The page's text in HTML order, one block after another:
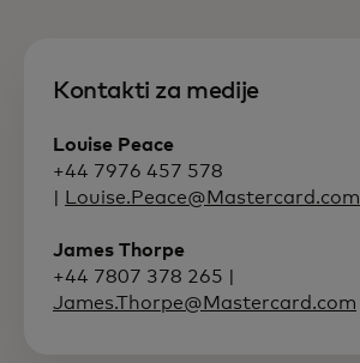
Kontakti za medije
Louise Peace
+44 7976 457 578
Louise.Peace@Mastercard.com
James Thorpe
+44 7807 378 265 |
James.Thorpe@Mastercard.com